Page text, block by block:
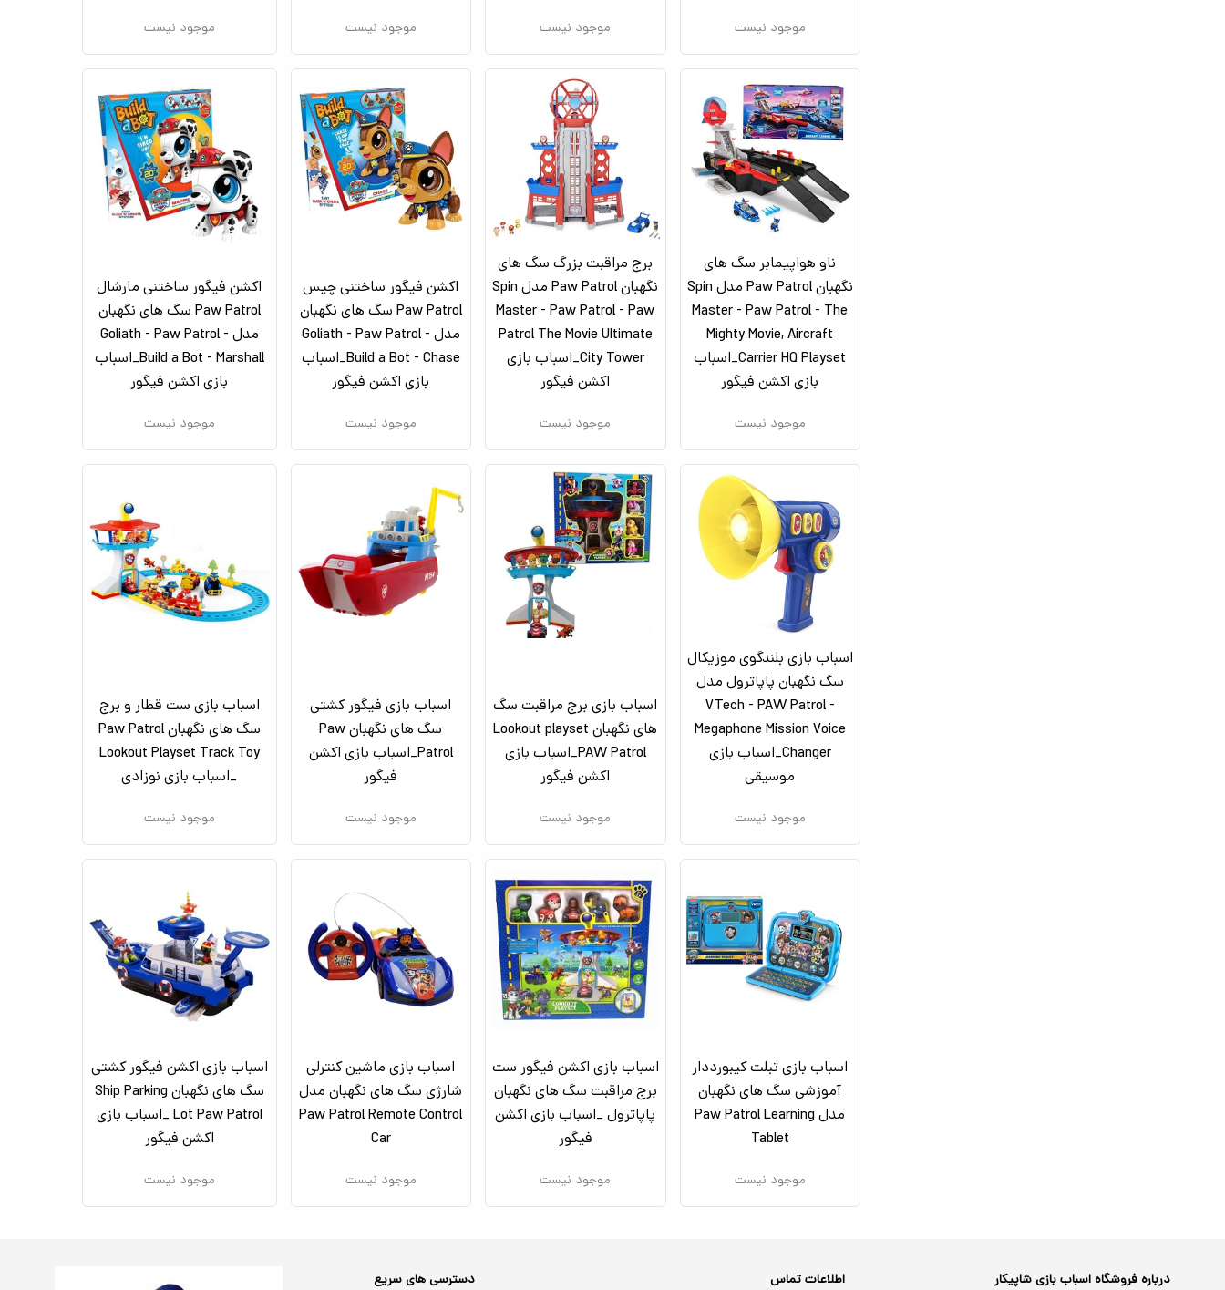
موجود نیست موجود نیست موجود نیست موجود نیست
ناو هواپیمابر سگ‌ های
نگهبان Paw Patrol مدل Spin
Master - Paw Patrol - The
Mighty Movie, Aircraft
Carrier HQ Playset_اسباب
بازی اکشن فیگور
موجود نیست
برج مراقبت بزرگ سگ ‌های
نگهبان Paw Patrol مدل Spin
Master - Paw Patrol - Paw
Patrol The Movie Ultimate
City Tower_اسباب بازی
اکشن فیگور
موجود نیست
اکشن فیگور ساختنی چیس
Paw Patrol سگ های نگهبان
مدل Goliath - Paw Patrol -
Build a Bot - Chase_اسباب
بازی اکشن فیگور
موجود نیست
اکشن فیگور ساختنی مارشال
Paw Patrol سگ های نگهبان
مدل Goliath - Paw Patrol -
Build a Bot - Marshall_اسباب
بازی اکشن فیگور
موجود نیست
اسباب بازی بلندگوی موزیکال
سگ نگهبان پاپاترول مدل
VTech - PAW Patrol -
Megaphone Mission Voice
Changer_اسباب بازی
موسیقی
موجود نیست
اسباب بازی برج مراقبت سگ
های نگهبان Lookout playset
PAW Patrol_اسباب بازی
اکشن فیگور
موجود نیست
اسباب بازی فیگور کشتی
سگ های نگهبان Paw
Patrol_اسباب بازی اکشن
فیگور
موجود نیست
اسباب بازی ست قطار و برج
سگ های نگهبان Paw Patrol
Lookout Playset Track Toy
_اسباب بازی نوزادی
موجود نیست
اسباب بازی تبلت کیبورددار
آموزشی سگ های نگهبان
مدل Paw Patrol Learning
Tablet
موجود نیست
اسباب بازی اکشن فیگور ست
برج مراقبت سگ های نگهبان
پاپاترول _اسباب بازی اکشن
فیگور
موجود نیست
اسباب بازی ماشین کنترلی
شارژی سگ های نگهبان مدل
Paw Patrol Remote Control
Car
موجود نیست
اسباب بازی اکشن فیگور کشتی
سگ های نگهبان Ship Parking
Lot Paw Patrol _اسباب بازی
اکشن فیگور
موجود نیست
درباره فروشگاه اسباب بازی شاپیکار اطلاعات تماس دسترسی های سریع